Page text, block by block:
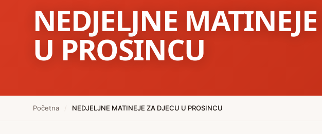
NEDJELJNE
U PROSINCU
Početna / NEDJELJNE MATINEJE ZA DJECU U PROSINCU